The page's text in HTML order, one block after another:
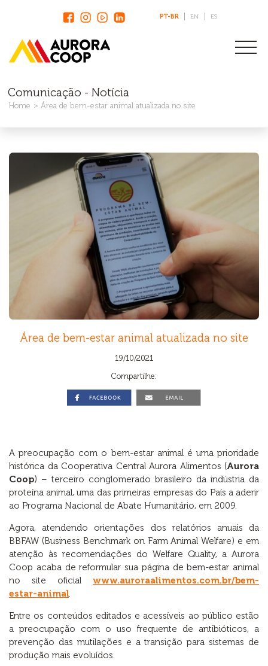
PT-BR EN ES
Comunicação - Notícia
Home Área de bem-estar animal atualizada no site
Área de bem-estar animal atualizada no site
19/10/2021
Compartilhe:
A preocupação com o bem-estar animal é uma prioridade
histórica da Cooperativa Central Aurora Alimentos (Aurora
Coop) – terceiro conglomerado brasileiro da indústria da
proteína animal, uma das primeiras empresas do País a aderir
ao Programa Nacional de Abate Humanitário, em 2009.
Agora, atendendo orientações dos relatórios anuais da
BBFAW (Business Benchmark on Farm Animal Welfare) e em
atenção às recomendações do Welfare Quality, a Aurora
Coop acaba de reformular sua página de bem-estar animal
no site oficial www.auroraalimentos.com.br/bem-
estar-animal.
Entre os conteúdos editados e acessíveis ao público estão
a preocupação com o uso frequente de antibióticos, a
prevenção das mutilações e a transição para sistemas de
produção mais evoluídos.